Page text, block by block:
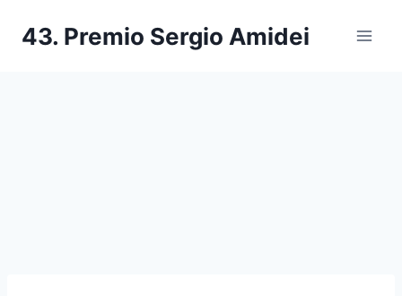
43. Premio Sergio Amidei